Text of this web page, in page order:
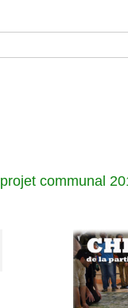
projet communal